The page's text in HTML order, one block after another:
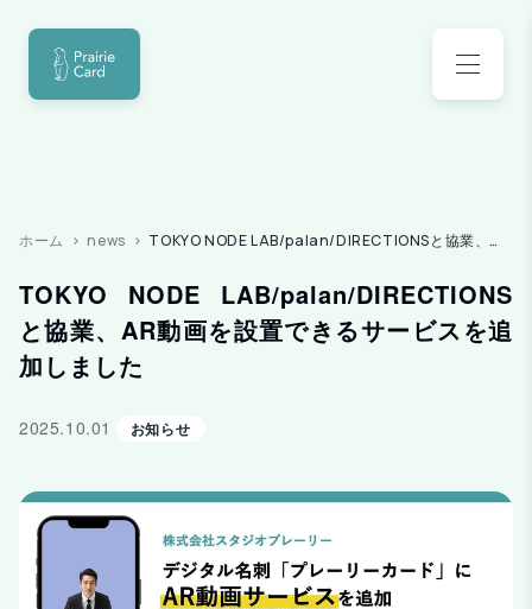
ホーム news TOKYO NODE LAB/palan/DIRECTIONSと協業、AR動画を設置できるサービスを追加しました
TOKYO NODE LAB/palan/DIRECTIONS
と協業、AR動画を設置できるサービスを追
加しました
2025.10.01 お知らせ